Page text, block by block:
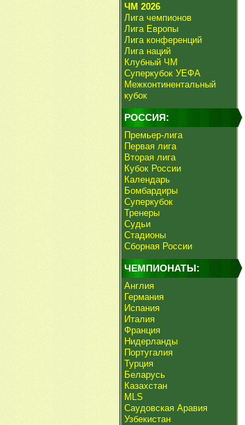
ЧМ 2026
Лига чемпионов
Лига Европы
Лига конференций
Лига наций
Клубный ЧМ
Суперкубок УЕФА
Межконтинентальный
кубок
РОССИЯ:
Премьер-лига
Первая лига
Вторая лига
Кубок России
Календарь
Бомбардиры
Суперкубок
Тренеры
Судьи
Стадионы
Сборная России
ЧЕМПИОНАТЫ:
Англия
Германия
Испания
Италия
Франция
Нидерланды
Португалия
Турция
Беларусь
Казахстан
MLS
Саудовская Аравия
Узбекистан